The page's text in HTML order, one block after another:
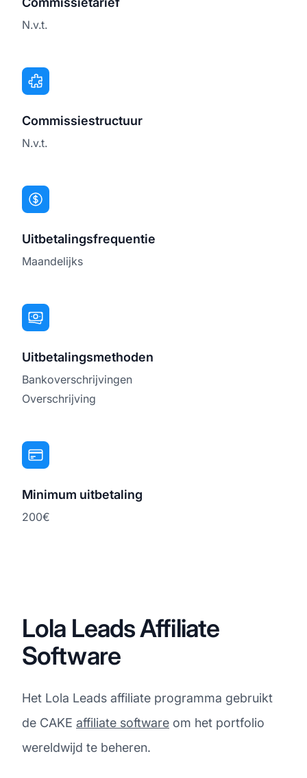
N.v.t.
Commissiestructuur
N.v.t.
Uitbetalingsfrequentie
Maandelijks
Uitbetalingsmethoden
Bankoverschrijvingen
Overschrijving
Minimum uitbetaling
200€
Lola Leads Affiliate
Software
Het Lola Leads affiliate programma gebruikt
de CAKE affiliate software om het portfolio
wereldwijd te beheren.